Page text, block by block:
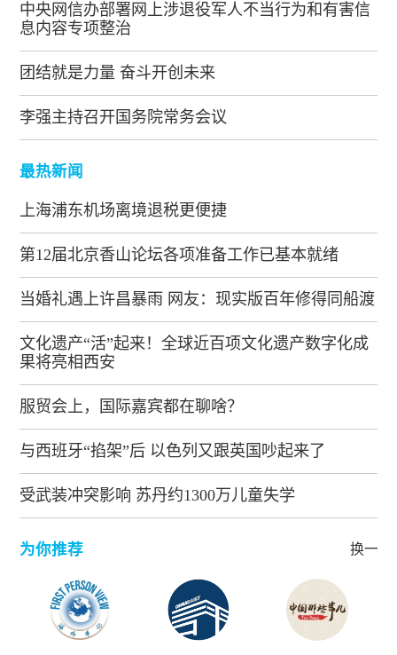
中央网信办部署网上涉退役军人不当行为和有害信
息内容专项整治
团结就是力量 奋斗开创未来
李强主持召开国务院常务会议
最热新闻
上海浦东机场离境退税更便捷
第12届北京香山论坛各项准备工作已基本就绪
当婚礼遇上许昌暴雨 网友：现实版百年修得同船渡
文化遗产“活”起来！全球近百项文化遗产数字化成
果将亮相西安
服贸会上，国际嘉宾都在聊啥？
与西班牙“掐架”后 以色列又跟英国吵起来了
受武装冲突影响 苏丹约1300万儿童失学
为你推荐 换一批